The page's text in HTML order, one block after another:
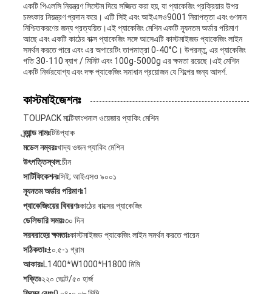
একটি পিএলসি নিয়ন্ত্রণ সিস্টেম দিয়ে সজ্জিত করা হয়, যা প্যাকেজিং প্রক্রিয়ার উপর
চমৎকার নিয়ন্ত্রণ প্রদান করে। এটি সিই এবং আইএসও9001 নিরাপত্তা এবং গুণমান
নিশ্চিতকরণের জন্য প্রত্যয়িত।এই প্যাকেজিং মেশিন একটি ন্যূনতম অর্ডার পরিমাণ
আছে এবং একটি কাঠের বাক্স প্যাকেজিং সঙ্গে আসেএটি কাস্টমাইজড প্যাকেজিং লাইন
সমর্থন করতে পারে এবং এর অপারেটিং তাপমাত্রা 0-40°C। উপরন্তু, এর প্যাকেজিং
গতি 30-110 ব্যাগ / মিনিট এবং 100g-5000g এর ক্ষমতা রয়েছে।এই মেশিন
একটি নির্ভরযোগ্য এবং দক্ষ প্যাকেজিং সমাধান প্রয়োজন যে শিল্পের জন্য আদর্শ.
কাস্টমাইজেশনঃ
TOUPACK মাল্টিফাংশনাল ওয়েজার প্যাকিং মেশিন
ব্র্যান্ড নামঃটিউপ্যাক
মডেল নম্বরঃখাদ্য ওজন প্যাকিং মেশিন
উৎপত্তিস্থল:চীন
সার্টিফিকেশনঃসিই; আইএসও ৯০০১
ন্যূনতম অর্ডার পরিমাণঃ1
প্যাকেজিংয়ের বিবরণঃকাঠের বাক্সের প্যাকেজিং
ডেলিভারি সময়ঃ৩০ দিন
সরবরাহের ক্ষমতাঃকাস্টমাইজড প্যাকেজিং লাইন সমর্থন করতে পারেন
সঠিকতাঃ±০.৫-১ গ্রাম
আকারঃL1400*W1000*H1800 মিমি
শক্তিঃ২২০ ভোল্ট/৫০ হার্জ